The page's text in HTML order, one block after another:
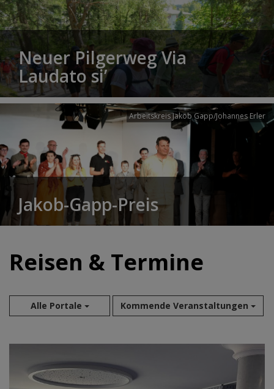
Neuer Pilgerweg Via
Laudato si’
Arbeitskreis Jakob Gapp/Johannes Erler
Jakob-Gapp-Preis
Reisen & Termine
Alle Portale Kommende Veranstaltungen
Aug 2026
Okt 2026